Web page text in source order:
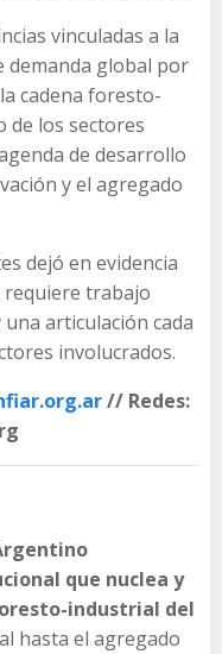
vinculadas a la
demanda global por
cadena foresto-
de los sectores
de desarrollo
y el agregado
dejó en evidencia
requiere trabajo
articulación cada
involucrados.
// Redes:
que nuclea y
industrial del
hasta el agregado